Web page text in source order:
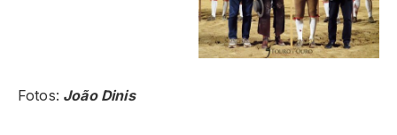
Fotos: João Dinis